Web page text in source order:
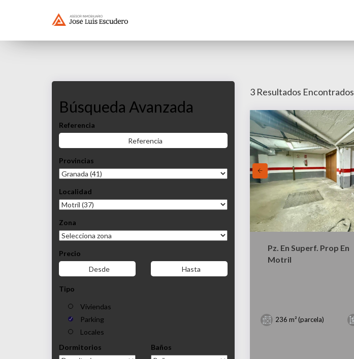
3 Venta En Granada Motril · Parking
Búsqueda Avanzada
Referencia
Provincias
Localidad
Zona
Precio
Tipo
Viviendas
Parking
Locales
Dormitorios
Baños
3 Resultados Encontrados
Pz. En Superf. Prop En
Motril
236 m² (parcela)